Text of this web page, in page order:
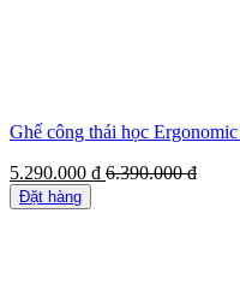
Ghế công thái học
5.290.000 đ 6.390.000đ
Đặt hàng